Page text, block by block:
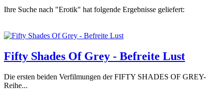
Ihre Suche nach "Erotik" hat folgende Ergebnisse geliefert:
Fifty Shades Of Grey - Befreite Lust
Die ersten beiden Verfilmungen der FIFTY SHADES OF GREY-
Reihe...